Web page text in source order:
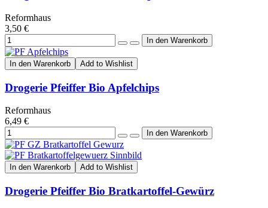
Reformhaus
3,50 €
In den Warenkorb Add to Wishlist
Drogerie Pfeiffer Bio Apfelchips
Reformhaus
6,49 €
In den Warenkorb Add to Wishlist
Drogerie Pfeiffer Bio Bratkartoffel-Gewürz